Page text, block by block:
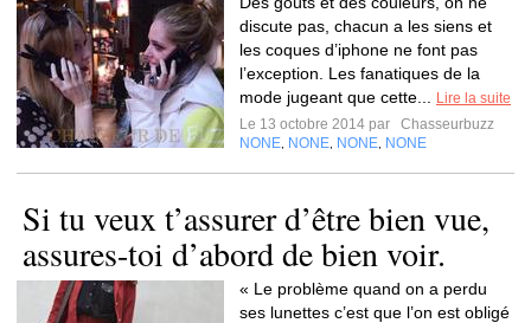
discute pas, chacun a les siens et
les coques d’iphone ne font pas
l’exception. Les fanatiques de la
mode jugeant que cette...
Lire la suite
Le 13 octobre 2014 par
Chasseurbuzz
NONE NONE NONE NONE
Si tu veux t’assurer d’être bien vue,
assures-toi d’abord de bien voir.
« Le problème quand on a perdu
ses lunettes c’est que l’on est obligé